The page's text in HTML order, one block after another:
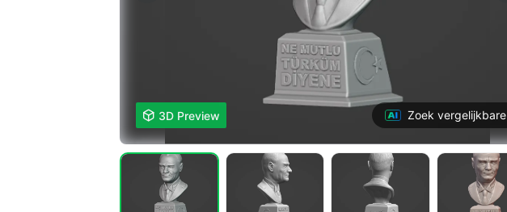
 3D Preview Zoek vergelijkbare